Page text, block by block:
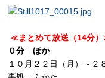
≪まとめて放送（14分
０分 ほか
１０月２２日（月）～